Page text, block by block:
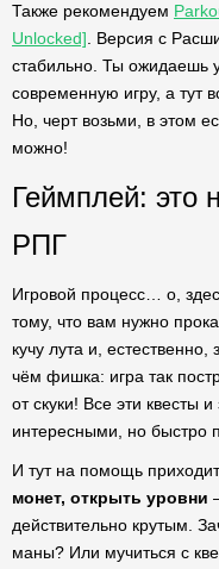
Также рекомендуем
Unlocked] . Версия с
стабильно. Ты ожидаешь
современную игру, а тут
Но, черт возьми, в этом
можно!
Геймплей: это
РПГ
Игровой процесс… о,
тому, что вам нужно
кучу лута и,
чём фишка: игра так
от скуки! Все эти квесты
интересными, но быстро
И тут на помощь
монет, открыть уровни
действительно крутым.
маны? Или мучиться с